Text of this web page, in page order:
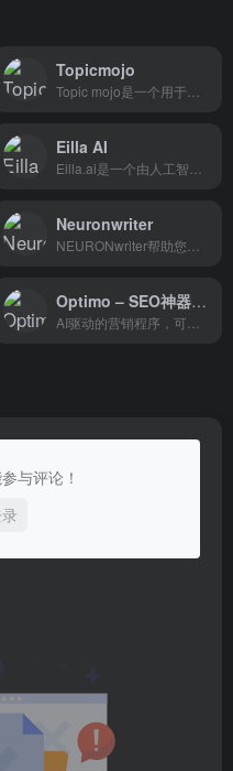
Topicmojo
Eilla AI
Neuronwriter
Optimo – SEO神器_AI驱动的营销程序
与评论！